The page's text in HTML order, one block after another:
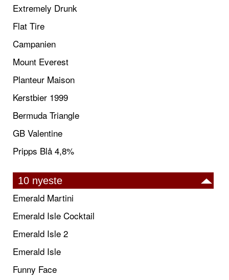
Extremely Drunk
Flat Tire
Campanien
Mount Everest
Planteur Maison
Kerstbier 1999
Bermuda Triangle
GB Valentine
Pripps Blå 4,8%
10 nyeste
Emerald Martini
Emerald Isle Cocktail
Emerald Isle 2
Emerald Isle
Funny Face